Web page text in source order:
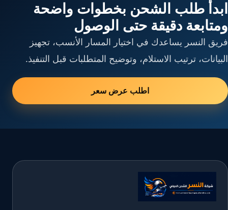
ابدأ طلب الشحن بخطوات واضحة
ومتابعة دقيقة حتى الوصول
فريق النسر يساعدك في اختيار المسار الأنسب، تجهيز
البيانات، ترتيب الاستلام، وتوضيح المتطلبات قبل التنفيذ.
اطلب عرض سعر